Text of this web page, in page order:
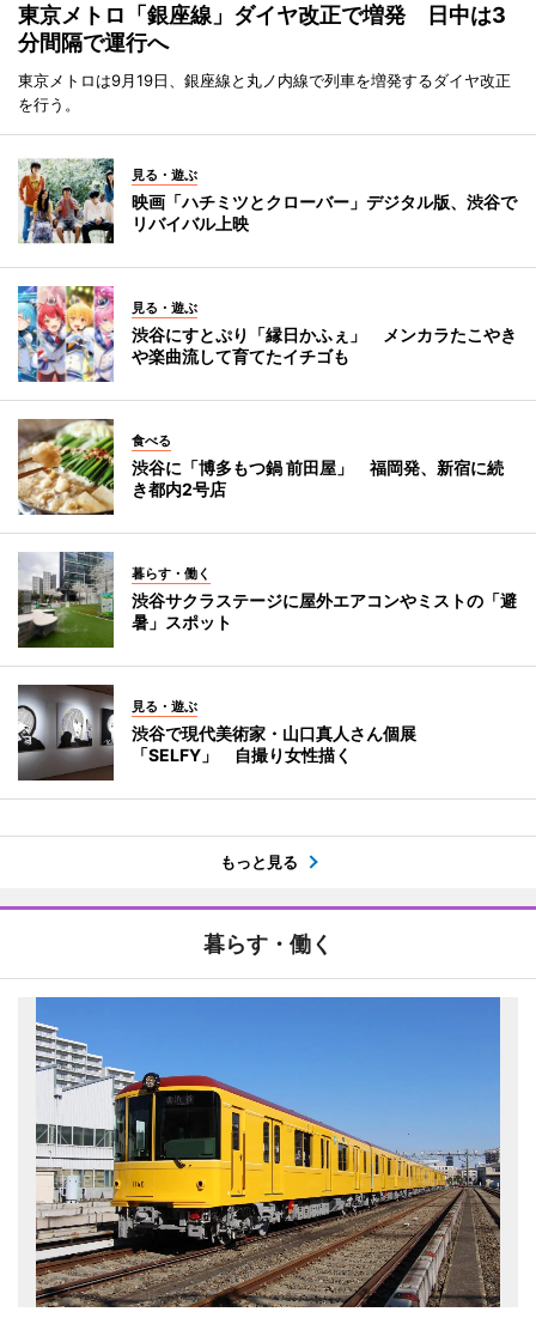
東京メトロ「銀座線」ダイヤ改正で増発 日中は3
分間隔で運行へ
東京メトロは9月19日、銀座線と丸ノ内線で列車を増発するダイヤ改正
を行う。
見る・遊ぶ
映画「ハチミツとクローバー」デジタル版、渋谷で
リバイバル上映
見る・遊ぶ
渋谷にすとぷり「縁日かふぇ」 メンカラたこやき
や楽曲流して育てたイチゴも
食べる
渋谷に「博多もつ鍋 前田屋」 福岡発、新宿に続
き都内2号店
暮らす・働く
渋谷サクラステージに屋外エアコンやミストの「避
暑」スポット
見る・遊ぶ
渋谷で現代美術家・山口真人さん個展
「SELFY」 自撮り女性描く
もっと見る
暮らす・働く